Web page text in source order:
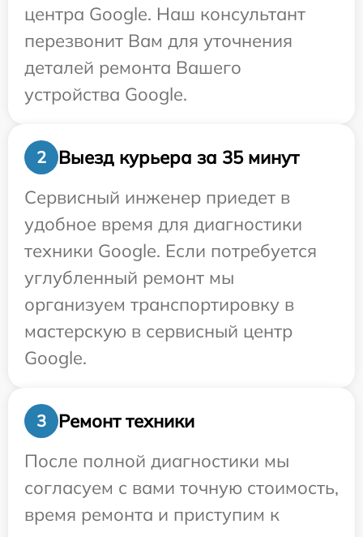
центра Google. Наш консультант
перезвонит Вам для уточнения
деталей ремонта Вашего
устройства Google.
2
Выезд курьера за 35 минут
Сервисный инженер приедет в
удобное время для диагностики
техники Google. Если потребуется
углубленный ремонт мы
организуем транспортировку в
мастерскую в сервисный центр
Google.
3
Ремонт техники
После полной диагностики мы
согласуем с вами точную стоимость,
время ремонта и приступим к